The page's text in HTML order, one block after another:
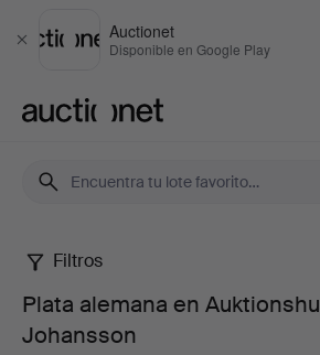
Cerrar
Auctionet
Disponible en Google Play
Plata
alemana
Filtros
Plata alemana en
Johansson